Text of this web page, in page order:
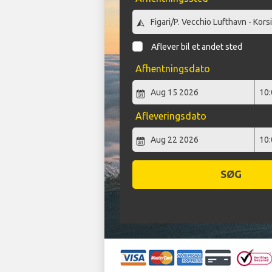
Aflever bil et andet sted
Afhentningsdato
Afleveringsdato
SØG